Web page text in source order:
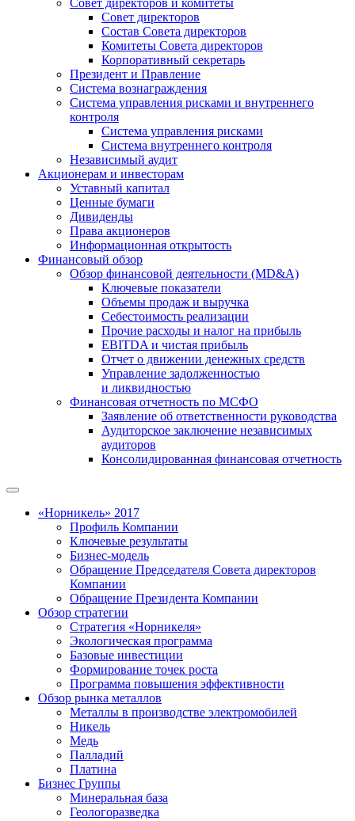
Совет директоров и комитеты
Совет директоров
Состав Совета директоров
Комитеты Совета директоров
Корпоративный секретарь
Президент и Правление
Система вознаграждения
Система управления рисками и внутреннего
контроля
Система управления рисками
Система внутреннего контроля
Независимый аудит
Акционерам и инвесторам
Уставный капитал
Ценные бумаги
Дивиденды
Права акционеров
Информационная открытость
Финансовый обзор
Обзор финансовой деятельности (MD&A)
Ключевые показатели
Объемы продаж и выручка
Себестоимость реализации
Прочие расходы и налог на прибыль
EBITDA и чистая прибыль
Отчет о движении денежных средств
Управление задолженностью
и ликвидностью
Финансовая отчетность по МСФО
Заявление об ответственности руководства
Аудиторское заключение независимых
аудиторов
Консолидированная финансовая отчетность
«Норникель» 2017
Профиль Компании
Ключевые результаты
Бизнес-модель
Обращение Председателя Совета директоров
Компании
Обращение Президента Компании
Обзор стратегии
Стратегия «Норникеля»
Экологическая программа
Базовые инвестиции
Формирование точек роста
Программа повышения эффективности
Обзор рынка металлов
Металлы в производстве электромобилей
Никель
Медь
Палладий
Платина
Бизнес Группы
Минеральная база
Геологоразведка